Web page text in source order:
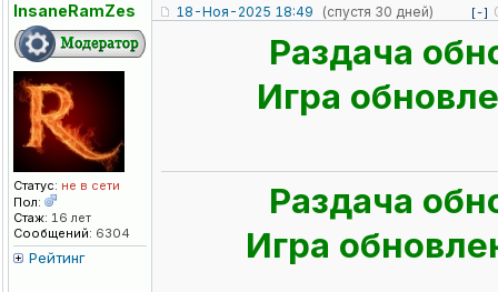
InsaneRamZes
Статус: не в сети
Пол:
Стаж: 16 лет
Сообщений: 6304
Рейтинг
18-Ноя-2025 18:49 (спустя 30 дней) [-]
Раздача
Игра
Раздача
Игра